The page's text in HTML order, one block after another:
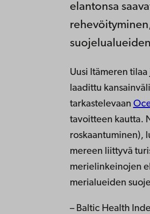
elantonsa
Uusi Itämeren
laadittu
tarkastelevaan
tavoitteen kautta.
roskaantuminen),
mereen liittyvä
merielinkeinojen
merialueiden
– Baltic Health